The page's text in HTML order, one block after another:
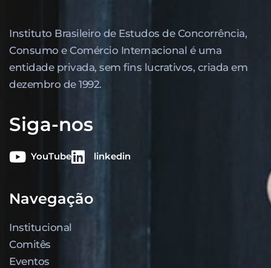
Instituto Brasileiro de Estudos de Concor­rência,
Consumo e Comércio Internacional é uma
entidade privada, sem fins lucrativos, criada em
dezembro de 1992.
Siga-nos
YouTube linkedin
Navegação
Institucional
Comitês
Eventos